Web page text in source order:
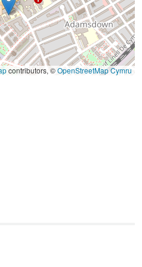
contributors, ©OpenStreetMap Cymru